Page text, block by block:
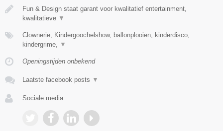
Fun & Design staat garant voor kwalitatief entertainment,
kwalitatieve ▼
Clownerie, Kindergoochelshow, ballonplooien, kinderdisco,
kindergrime,
▼
Openingstijden onbekend
Laatste facebook posts ▼
Sociale media: